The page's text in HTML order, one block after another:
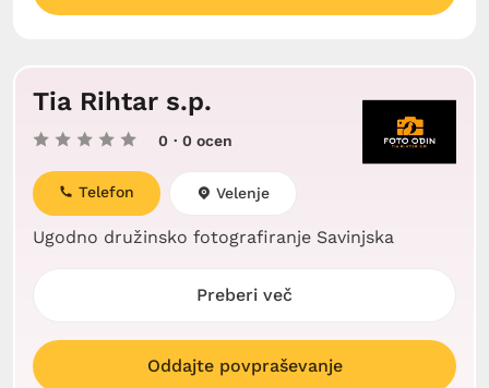
Tia Rihtar s.p.
0 · 0 ocen
Ugodno družinsko fotografiranje Savinjska
Telefon Velenje
Preberi več
Oddajte povpraševanje